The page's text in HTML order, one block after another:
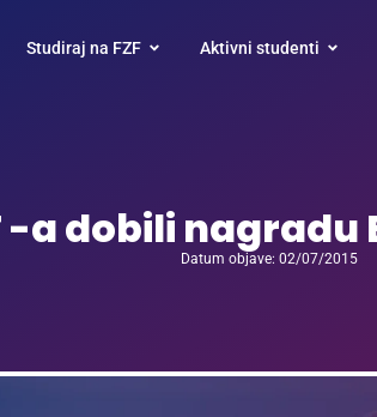
Studiraj na FZF Aktivni studenti
a dobili nagradu
Datum objave: 02/07/2015